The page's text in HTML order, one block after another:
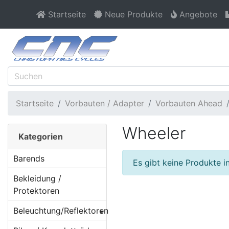
Startseite Neue Produkte Angebote
Startseite Vorbauten / Adapter Vorbauten Ahead
Wheeler
Es gibt keine Produkte
Kategorien
Barends
Bekleidung /
Protektoren
Beleuchtung/Reflektoren